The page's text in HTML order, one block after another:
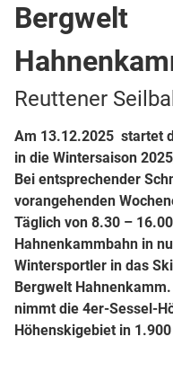
Bergwelt
Reuttener
Am 13.12.2025 startet
in die Wintersaison
Bei entsprechender
vorangehenden
Täglich von 8.30 –
Hahnenkammbahn in
Wintersportler in das
Bergwelt
nimmt die 4er-Sessel-
Höhenskigebiet in